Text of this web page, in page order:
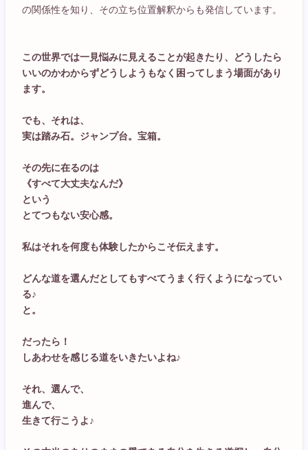
の関係性を知り、その立ち位置解釈からも発信しています。
この世界では一見悩みに見えることが起きたり、どうしたら
いいのかわからずどうしようもなく困ってしまう場面があり
ます。
でも、それは、
実は踏み石。ジャンプ台。宝箱。
その先に在るのは
《すべて大丈夫なんだ》
という
とてつもない安心感。
私はそれを何度も体験したからこそ伝えます。
どんな道を選んだとしてもすべてうまく行くようになってい
る♪
と。
だったら！
しあわせを感じる道をいきたいよね♪
それ、選んで、
進んで、
生きて行こうよ♪